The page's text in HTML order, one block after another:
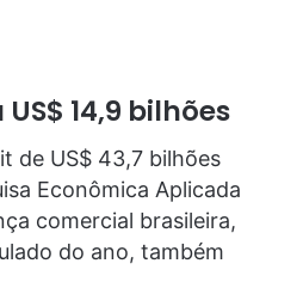
14,9 bilhões
de US$ 43,7 bilhões
Econômica Aplicada
comercial brasileira,
do ano, também